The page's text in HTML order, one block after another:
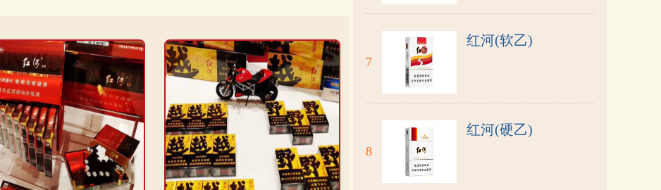
7
红河(软乙)
8
红河(硬乙)